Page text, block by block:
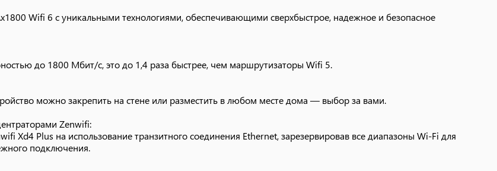
Wifi 6 с уникальными технологиями, обеспечивающими сверхбыстрое, надежное и безопасное
до 1800 Мбит/с, это до 1,4 раза быстрее, чем маршрутизаторы Wifi 5.
можно закрепить на стене или разместить в любом месте дома — выбор за вами.
Zenwifi:
Xd4 Plus на использование транзитного соединения Ethernet, зарезервировав все диапазоны Wi-Fi для
подключения.